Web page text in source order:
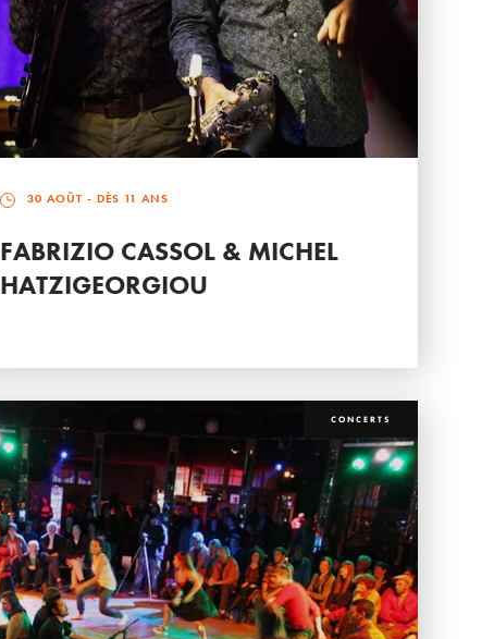
30 AOÛT - DÈS 11 ANS
FABRIZIO CASSOL & MICHEL
HATZIGEORGIOU
CONCERTS